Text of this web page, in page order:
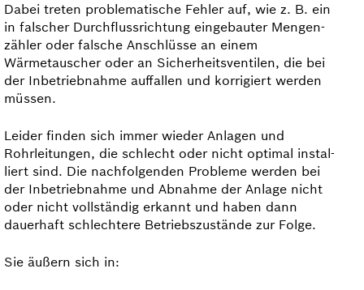
Dabei treten problematische Fehler auf, wie z. B. ein
in falscher Durchflussrichtung eingebauter Mengen­
zähler oder falsche Anschlüsse an einem
Wärmetauscher oder an Sicherheits­ventilen, die bei
der Inbe­triebnahme auffallen und korrigiert werden
müssen.
Leider finden sich immer wieder Anlagen und
Rohrleitungen, die schlecht oder nicht optimal instal­
liert sind. Die nachfolgenden Probleme werden bei
der Inbetriebnahme und Abnahme der Anlage nicht
oder nicht vollständig erkannt und haben dann
dauerhaft schlechtere Betriebszustände zur Folge.
Sie äußern sich in: